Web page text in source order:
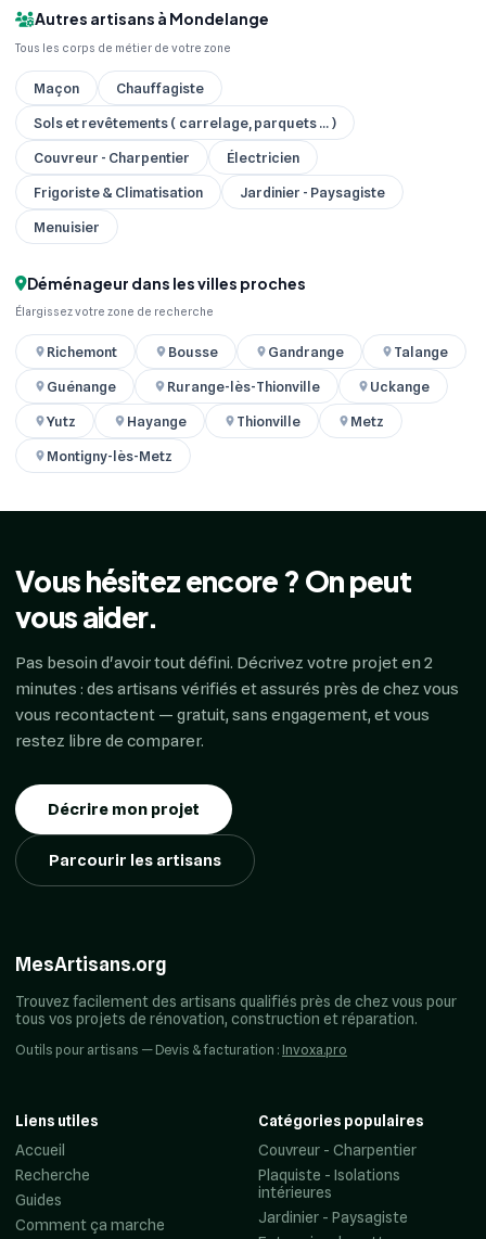
Autres artisans à Mondelange
Tous les corps de métier de votre zone
Maçon
Chauffagiste
Sols et revêtements ( carrelage, parquets ... )
Couvreur - Charpentier
Électricien
Frigoriste & Climatisation
Jardinier - Paysagiste
Menuisier
Déménageur dans les villes proches
Élargissez votre zone de recherche
Richemont Bousse Gandrange
Talange
Guénange
Rurange-lès-Thionville
Uckange
Yutz
Hayange Thionville
Metz
Montigny-lès-Metz
Vous hésitez encore ? On peut
vous aider.
Pas besoin d'avoir tout défini. Décrivez votre projet en 2
minutes : des artisans vérifiés et assurés près de chez vous
vous recontactent — gratuit, sans engagement, et vous
restez libre de comparer.
Décrire mon projet
Parcourir les artisans
MesArtisans.org
Trouvez facilement des artisans qualifiés près de chez vous pour
tous vos projets de rénovation, construction et réparation.
Outils pour artisans — Devis & facturation : Invoxa.pro
Liens utiles
Accueil
Recherche
Guides
Comment ça marche
Catégories populaires
Couvreur - Charpentier
Plaquiste - Isolations
intérieures
Jardinier - Paysagiste